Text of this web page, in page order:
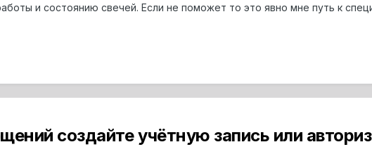
и состоянию свечей. Если не поможет то это явно мне путь к
создайте учётную запись или